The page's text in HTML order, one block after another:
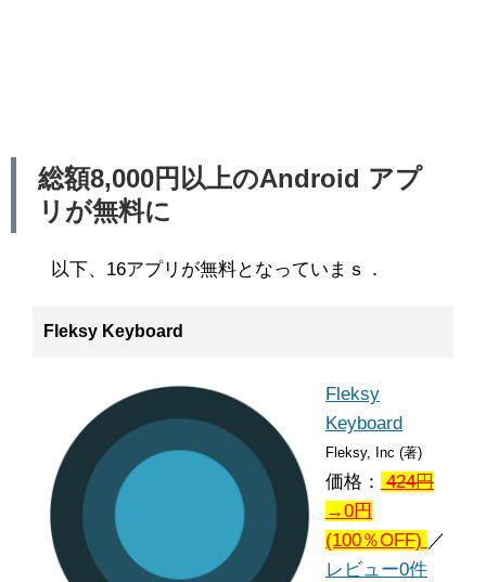
総額8,000円以上のAndroid アプ
リが無料に
以下、16アプリが無料となっていまｓ．
Fleksy Keyboard
Fleksy
Keyboard
Fleksy, Inc (著)
価格： 424円
→0円
(100％OFF) ／
レビュー0件